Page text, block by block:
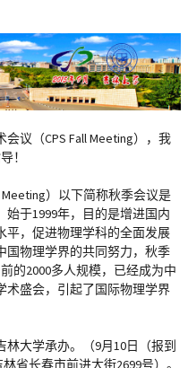
会议 （CPS Fall Meeting），我
！
）以下简称秋季会议是
于1999年，目的是增进国内
平，促进物理学科的全面发展
国物理学界的共同努力，秋季
的2000多人规模，已经成为中
术盛会，引起了国际物理学界
大学承办。（9月10日（报到
省长春市前进大街2699号）。